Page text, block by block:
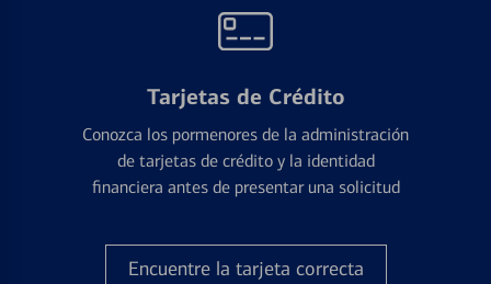
Tarjetas de Crédito
Conozca los pormenores de la administración
de tarjetas de crédito y la identidad
financiera antes de presentar una solicitud
Encuentre la tarjeta correcta